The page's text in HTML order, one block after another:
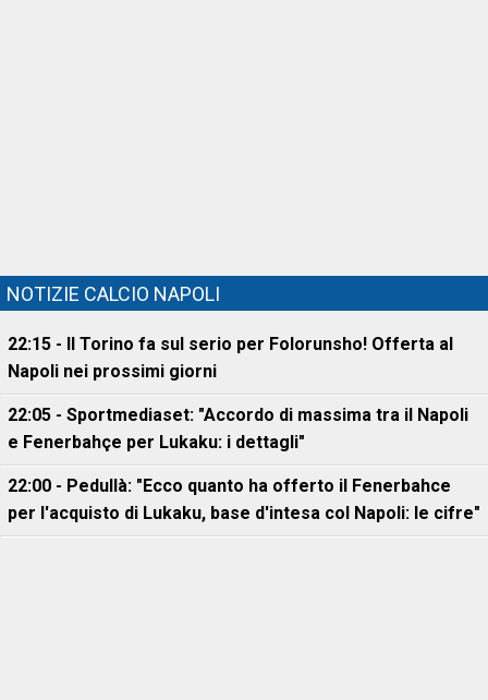
NOTIZIE CALCIO NAPOLI
22:15 - Il Torino fa sul serio per Folorunsho! Offerta al
Napoli nei prossimi giorni
22:05 - Sportmediaset: "Accordo di massima tra il Napoli
e Fenerbahçe per Lukaku: i dettagli"
22:00 - Pedullà: "Ecco quanto ha offerto il Fenerbahce
per l'acquisto di Lukaku, base d'intesa col Napoli: le cifre"